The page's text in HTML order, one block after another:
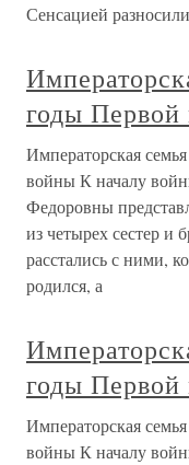
Сенсацией
годы
Императорская
войны К началу
Федоровны
из четырех сестер и
расстались с ними,
родился, а
годы
Императорская
войны К началу